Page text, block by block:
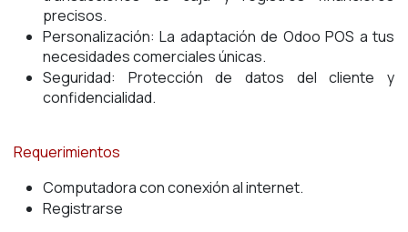
precisos.
Personalización: La adaptación de Odoo POS a tus
necesidades comerciales únicas.
Seguridad: Protección de datos del cliente y
confidencialidad.
Requerimientos
Computadora con conexión al internet.
Registrarse